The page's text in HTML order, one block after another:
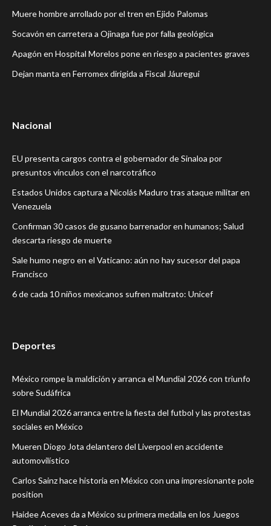
Muere hombre arrollado por el tren en Ejido Palomas
Socavón en carretera a Ojinaga fue por falla geológica
Apagón en Hospital Morelos pone en riesgo a pacientes graves
Dejan manta en Ferromex dirigida a Fiscal Jáuregui
Nacional
EU presenta cargos contra el gobernador de Sinaloa por
presuntos vínculos con el narcotráfico
Estados Unidos captura a Nicolás Maduro tras ataque militar en
Venezuela
Confirman 30 casos de gusano barrenador en humanos; Salud
descarta riesgo de muerte
Sale humo negro en el Vaticano: aún no hay sucesor del papa
Francisco
6 de cada 10 niños mexicanos sufren maltrato: Unicef
Deportes
México rompe la maldición y arranca el Mundial 2026 con triunfo
sobre Sudáfrica
El Mundial 2026 arranca entre la fiesta del futbol y las protestas
sociales en México
Mueren Diogo Jota delantero del Liverpool en accidente
automovilístico
Carlos Sainz hace historia en México con una impresionante pole
position
Haidee Aceves da a México su primera medalla en los Juegos